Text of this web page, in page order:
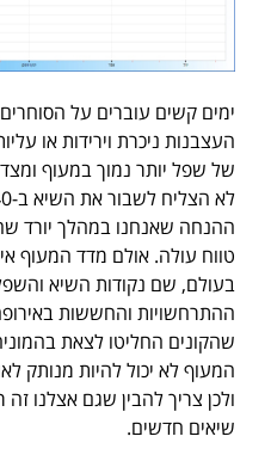
ימים קשים עוברים על הסוחרים
העצבנות ניכרת וירידות או
ההנחה שאנחנו במהלך יורד
טווח עולה. אולם מדד המעוף
בעולם, שם נקודות השיא
ההתרחשויות והחששות
שהקונים החליטו לצאת
המעוף לא יכול להיות מנותק
ולכן צריך להבין שגם אצלנו
שיאים חדשים.